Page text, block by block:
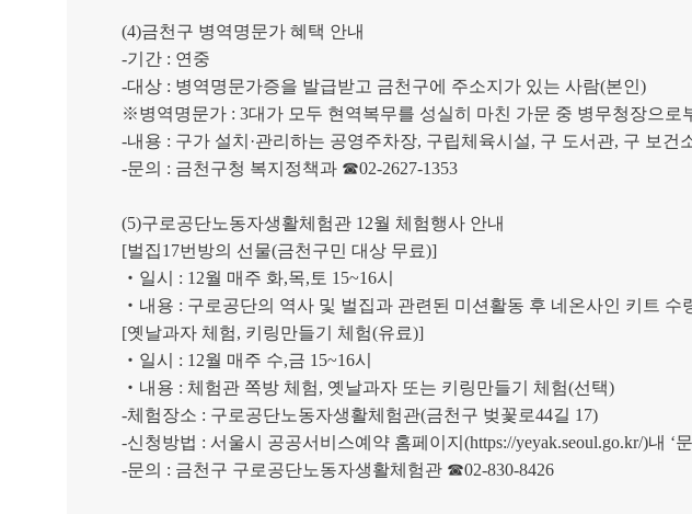
(4)금천구 병역명문가 혜택 안내
-기간 : 연중
-대상 : 병역명문가증을 발급받고 금천구에 주소지가 있는 사람(본인)
※병역명문가 : 3대가 모두 현역복무를 성실히 마친 가문 중 병무청장으로
-내용 : 구가 설치 ·관리하는 공영주차장, 구립체육시설, 구 도서관, 구 보건
-문의 : 금천구청 복지정책과 ☎02-2627-1353
(5)구로공단노동자생활체험관 12월 체험행사 안내
[벌집17번방의 선물(금천구민 대상 무료)]
‧ 일시 : 12월 매주 화,목, 토 15~16시
‧ 내용 : 구로공단의 역사 및 벌집과 관련된 미션활동 후 네온사인 키트 수
[옛날과자 체험, 키링만들기 체험(유료)]
‧ 일시 : 12월 매주 수,금 15~16시
‧ 내용 : 체험관 쪽방 체험, 옛날과자 또는 키링만들기 체험(선택)
-체험장소 : 구로공단노동자생활체험관(금천구 벚꽃로44길 17)
-신청방법 : 서울시 공공서비스예약 홈페이지 (https://yeyak.seoul.go.kr/)내 ‘
-문의 : 금천구 구로공단노동자생활체험관 ☎02-830-8426